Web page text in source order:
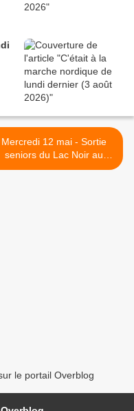
Mercredi 12 mai - Sortie
seniors du Lac Noir au
Glasborn >
le portail Overblog